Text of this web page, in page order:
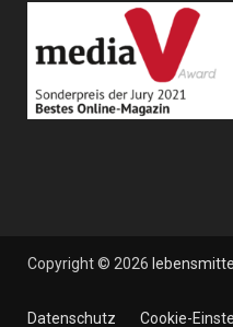
Copyright © 2026
Datenschutz Cookie-